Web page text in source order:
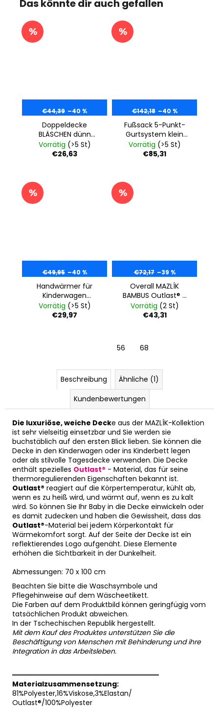
Das könnte dir auch gefallen
€44,39 –40 %
Doppeldecke
BLÄSCHEN dünn
Outlast® -
dunkelblau/grau
Vorrätig (>5 St)
€26,63
€142,18 –40 %
Fußsack 5-Punkt-
Gurtsystem klein
gesteppt Outlast® -
schwarz/hellgrau
Vorrätig (>5 St)
€85,31
€49,95 –40 %
Handwärmer für
Kinderwagen
gesteppt MAZLÍK
Paar -
Vorrätig (>5 St)
€29,97
€72,17 –39 %
Overall MAZLÍK
BAMBUS Outlast® -
denim
Vorrätig (2 St)
€43,31
56 68
Beschreibung
Ähnliche (1)
Kundenbewertungen
Die luxuriöse, weiche Decke aus der MAZLÍK-Kollektion
ist sehr vielseitig einsetzbar und Sie werden sie
buchstäblich auf den ersten Blick lieben. Sie können die
Decke in den Kinderwagen oder ins Kinderbett legen
oder als stilvolle Tagesdecke verwenden. Die Decke
enthält spezielles Outlast® - Material, das für seine
thermoregulierenden Eigenschaften bekannt ist.
Outlast® reagiert auf die Körpertemperatur, kühlt ab,
wenn es zu heiß wird, und wärmt auf, wenn es zu kalt
wird. So können Sie Ihr Baby in die Decke einwickeln oder
es damit zudecken und haben die Gewissheit, dass das
Outlast®-Material bei jedem Körperkontakt für
Wärmekomfort sorgt. Auf der Seite der Decke ist ein
reflektierendes Logo aufgenäht. Diese Elemente
erhöhen die Sichtbarkeit in der Dunkelheit.
Abmessungen: 70 x 100 cm
Beachten Sie bitte die Waschsymbole und
Pflegehinweise auf dem Wäscheetikett.
Die Farben auf dem Produktbild können geringfügig vom
tatsächlichen Produkt abweichen.
In der Tschechischen Republik hergestellt.
Mit dem Kauf des Produktes unterstützen Sie die
Beschäftigung von Menschen mit Behinderung und ihre
Integration in das Arbeitsleben.
══════════════════════════════
Materialzusammensetzung:
81%Polyester,16%Viskose,3%Elastan/
Outlast®/100%Polyester